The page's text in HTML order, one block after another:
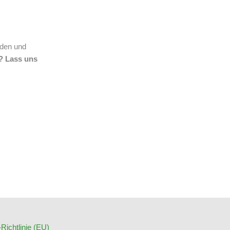
und
Lass uns
(EU)